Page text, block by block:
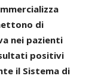
di
nei pazienti
positivi
il Sistema di